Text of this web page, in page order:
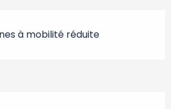
à mobilité réduite